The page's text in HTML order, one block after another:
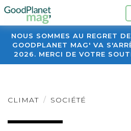
NOUS SOMMES AU REGRET
GOODPLANET MAG' VA
2026. MERCI DE VOTRE
CLIMAT SOCIÉTÉ